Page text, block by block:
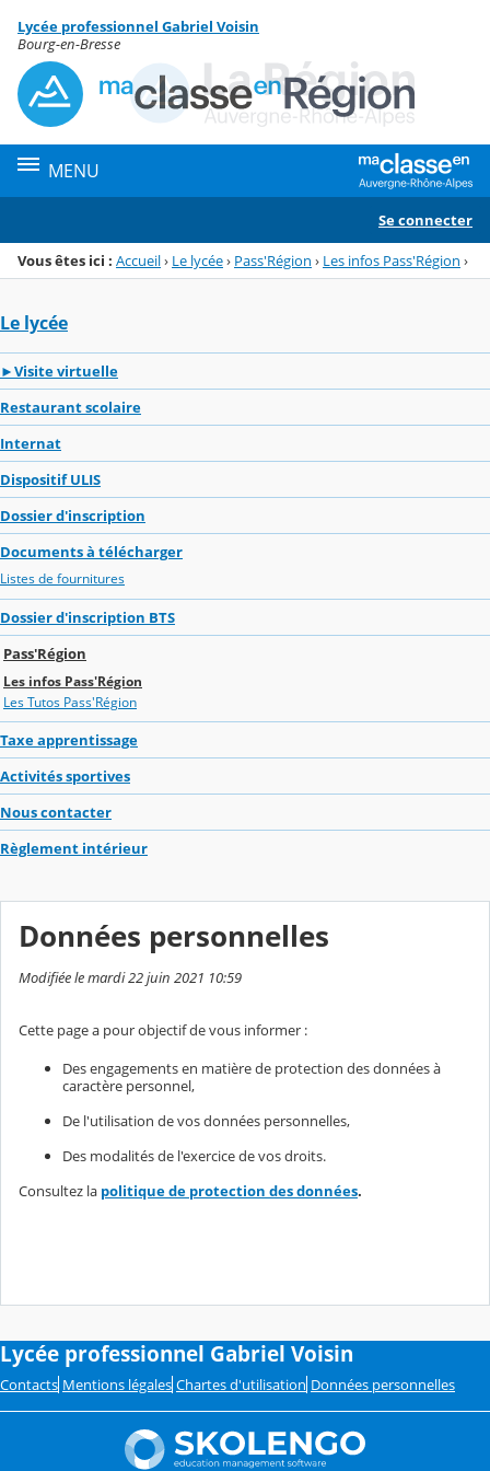
Menu de la rubrique
Contenu
Lycée professionnel Gabriel Voisin
Bourg-en-Bresse
MENU
Se connecter
Vous êtes ici : Accueil› Le lycée› Pass'Région › Les infos Pass'Région ›
Le lycée
►Visite virtuelle
Restaurant scolaire
Internat
Dispositif ULIS
Dossier d'inscription
Documents à télécharger
Listes de fournitures
Dossier d'inscription BTS
Pass'Région
Les infos Pass'Région
Les Tutos Pass'Région
Taxe apprentissage
Activités sportives
Nous contacter
Règlement intérieur
Données personnelles
Modifiée le mardi 22 juin 2021 10:59
Cette page a pour objectif de vous informer :
Des engagements en matière de protection des données à
caractère personnel,
De l'utilisation de vos données personnelles,
Des modalités de l'exercice de vos droits.
Consultez la politique de protection des données.
Lycée professionnel Gabriel Voisin
Contacts Mentions légales Chartes d'utilisation Données personnelles